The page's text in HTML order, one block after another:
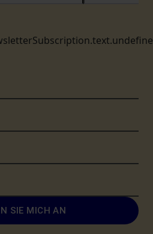
SIE MICH AN